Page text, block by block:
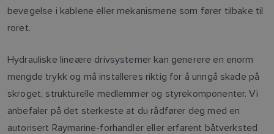
bevegelse i kablene eller mekanismene som fører tilbake til
roret.
Hydrauliske lineære drivsystemer kan generere en enorm
mengde trykk og må installeres riktig for å unngå skade på
skroget, strukturelle medlemmer og styrekomponenter. Vi
anbefaler på det sterkeste at du rådfører deg med en
autorisert Raymarine-forhandler eller erfarent båtverksted